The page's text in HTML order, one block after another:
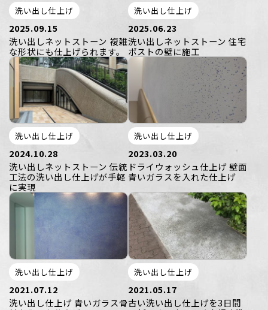
洗い出し仕上げ
2025.09.15
洗い出しネットストーン 複雑
な形状にも仕上げられます。
洗い出し仕上げ
2025.06.23
洗い出しネットストーン 住宅
ポストの壁に施工
洗い出し仕上げ
2024.10.28
洗い出しネットストーン 伝統
工法の洗い出し仕上げが手軽
に実現
洗い出し仕上げ
2023.03.20
ドライウォッシュ仕上げ 壁面
青いガラスを入れた仕上げ
洗い出し仕上げ
2021.07.12
洗い出し仕上げ 青いガラス骨
洗い出し仕上げ
2021.05.17
古い洗い出し仕上げを3日間